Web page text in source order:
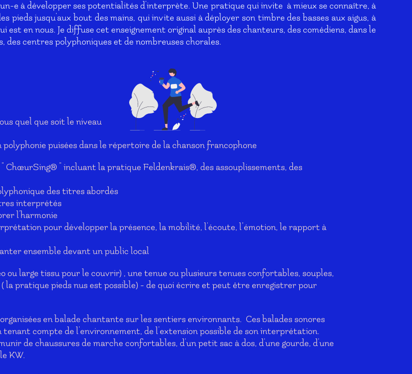
e à développer ses potentialités d'interprète. Une pratique qui invite à mieux se connaître, à
pieds jusqu'aux bout des mains, qui invite aussi à déployer son timbre des basses aux aigus, à
est en nous. Je diffuse cet enseignement original auprès des chanteurs, des comédiens, dans le
des centres polyphoniques et de nombreuses chorales.
quel que soit le niveau
puisées dans le répertoire de la chanson francophone
ChœurSing® " incluant la pratique Feldenkrais®, des assouplissements, des
des titres abordés
interprétés
l'harmonie
pour développer la présence, la mobilité, l'écoute, l’émotion, le rapport à
ensemble devant un public local
ou large tissu pour le couvrir) , une tenue ou plusieurs tenues confortables, souples,
la pratique pieds nus est possible) - de quoi écrire et peut être enregistrer pour
en balade chantante sur les sentiers environnants. Ces balades sonores
compte de l'environnement, de l'extension possible de son interprétation.
de chaussures de marche confortables, d'un petit sac à dos, d'une gourde, d'une
KW.